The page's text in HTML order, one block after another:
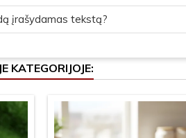
įrašydamas tekstą?
KATEGORIJOJE: